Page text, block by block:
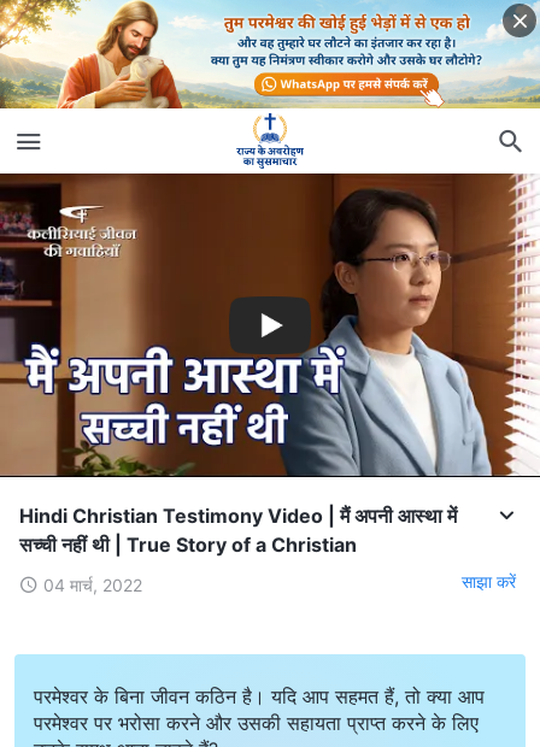
Hindi Christian Testimony Video | मैं अपनी आस्था में
सच्ची नहीं थी | True Story of a Christian
04 मार्च, 2022 साझा करें
परमेश्वर के बिना जीवन कठिन है। यदि आप सहमत हैं, तो क्या आप
परमेश्वर पर भरोसा करने और उसकी सहायता प्राप्त करने के लिए